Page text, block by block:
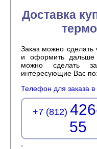
Доставка
Заказ можно сделать
и оформить дальше
можно сделать
интересующие Вас
Телефон для заказа
+7 (812)
55
.